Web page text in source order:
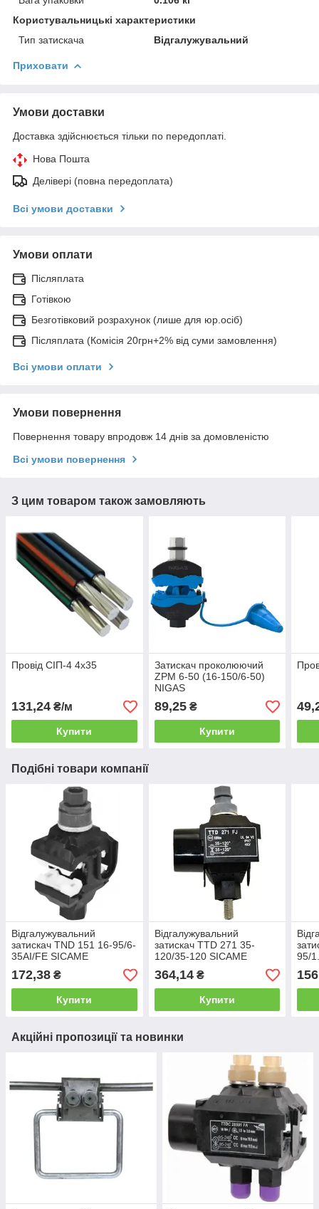
Користувальницькі характеристики
Тип затискача
Відгалужувальний
Приховати
Умови доставки
Доставка здійснюється тільки по передоплаті.
Нова Пошта
Делівері (повна передоплата)
Всі умови доставки
Умови оплати
Післяплата
Готівкою
Безготівковий розрахунок (лише для юр.осіб)
Післяплата (Комісія 20грн+2% від суми замовлення)
Всі умови оплати
Умови повернення
Повернення товару впродовж 14 днів за домовленістю
Всі умови повернення
З цим товаром також замовляють
Провід СІП-4 4х35
131,24 ₴/м
Купити
Затискач проколюючий
ZPM 6-50 (16-150/6-50)
NIGAS
89,25₴
Купити
Подібні товари компанії
Відгалужувальний
затискач TND 151 16-95/6-
35AI/FE SICAME
172,38 ₴
Купити
Відгалужувальний
затискач TTD 271 35-
120/35-120 SICAME
364,14₴
Купити
95/
Акційні пропозиції та новинки